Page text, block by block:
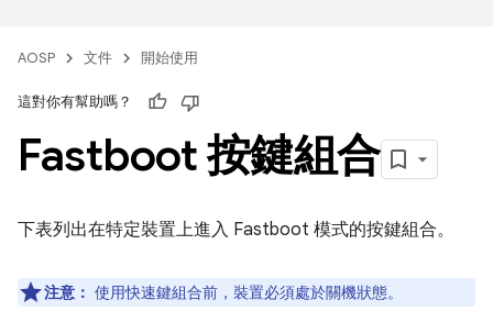
AOSP 文件 開始使用
這對你有幫助嗎？
Fastboot 按鍵組合
下表列出在特定裝置上進入 Fastboot 模式的按鍵組合。
注意： 使用快速鍵組合前，裝置必須處於關機狀態。